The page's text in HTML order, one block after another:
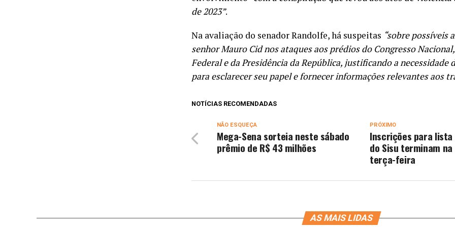
de 2023”.
Na avaliação do senador Randolfe, há suspeitas “sobre possíveis
senhor Mauro Cid nos ataques aos prédios do Congresso
Federal e da Presidência da República, justificando a necessidade
para esclarecer seu papel e fornecer informações relevantes aos
NOTÍCIAS RECOMENDADAS
PRÓXIMO
Inscrições para lista
do Sisu terminam
terça-feira
NÃO ESQUEÇA
Mega-Sena sorteia neste sábado
prêmio de R$ 43 milhões
AS MAIS LIDAS